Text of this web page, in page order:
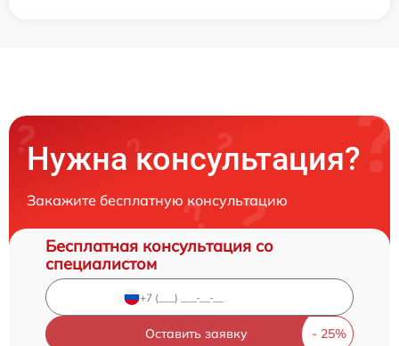
Нужна консультация?
Закажите бесплатную консультацию
Бесплатная консультация со
специалистом
Оставить заявку